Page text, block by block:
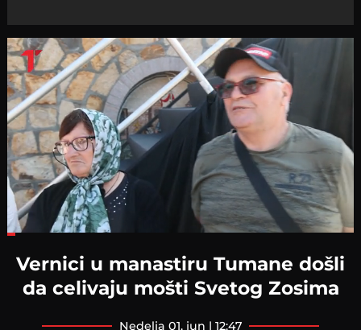
Vernici u manastiru Tumane došli
da celivaju mošti Svetog Zosima
nedelja 01. jun | 12:47